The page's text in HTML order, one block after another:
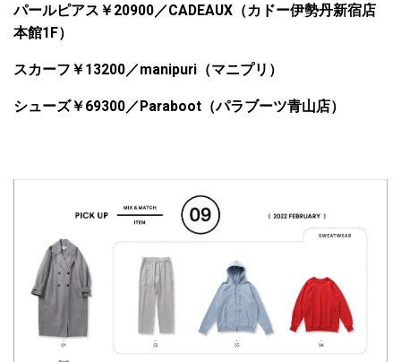
パールピアス￥20900／CADEAUX（カドー伊勢丹新宿店
本館1F）
スカーフ￥13200／manipuri（マニプリ）
シューズ￥69300／Paraboot（パラブーツ青山店）